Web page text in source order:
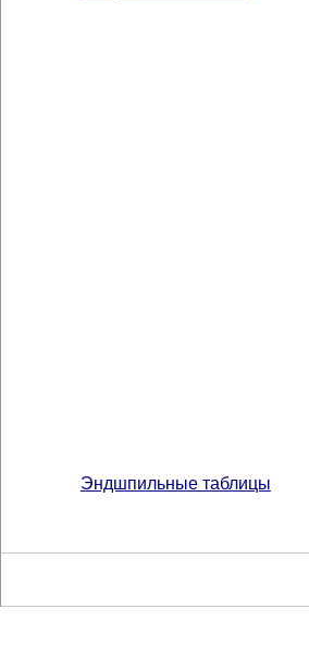
Эндшпильные таблицы